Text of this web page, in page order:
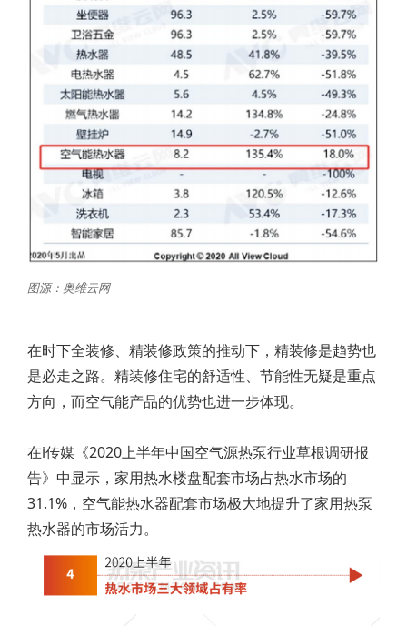
图源：奥维云网
在时下全装修、精装修政策的推动下，精装修是趋势也
是必走之路。精装修住宅的舒适性、节能性无疑是重点
方向，而空气能产品的优势也进一步体现。
在i传媒《2020上半年中国空气源热泵行业草根调研报
告》中显示，家用热水楼盘配套市场占热水市场的
31.1%，空气能热水器配套市场极大地提升了家用热泵
热水器的市场活力。